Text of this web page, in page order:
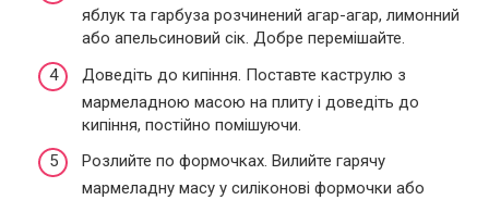
яблук та гарбуза розчинений агар-агар, лимонний
або апельсиновий сік. Добре перемішайте.
Доведіть до кипіння. Поставте каструлю з
мармеладною масою на плиту і доведіть до
кипіння, постійно помішуючи.
Розлийте по формочках. Вилийте гарячу
мармеладну масу у силіконові формочки або